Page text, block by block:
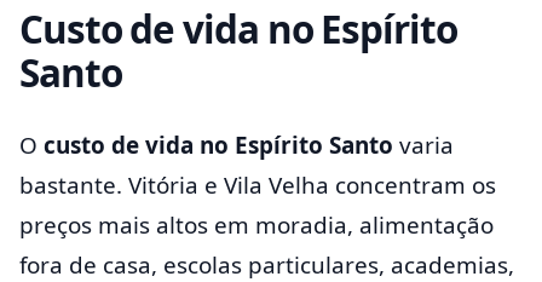
Custo de vida no Espírito
Santo
O custo de vida no Espírito Santo varia
bastante. Vitória e Vila Velha concentram os
preços mais altos em moradia, alimentação
fora de casa, escolas particulares, academias,